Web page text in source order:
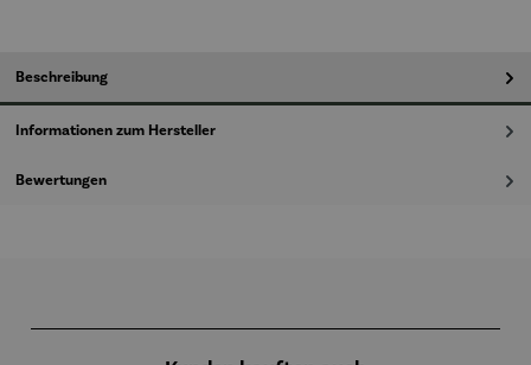
Beschreibung
Informationen zum Hersteller
Bewertungen